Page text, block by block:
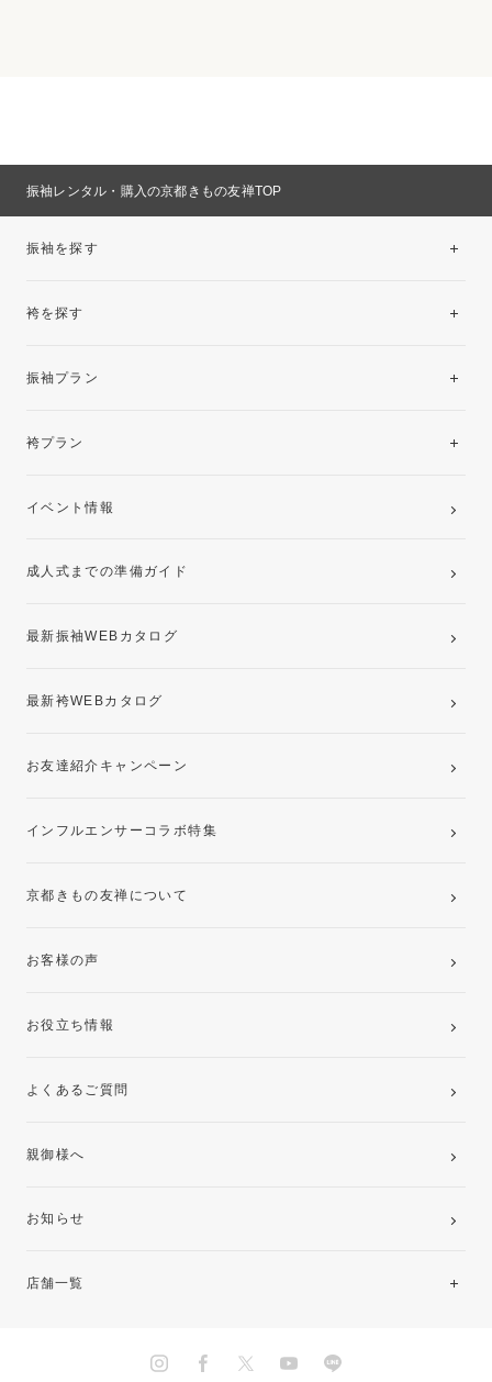
振袖レンタル・購入の京都きもの友禅TOP
振袖を探す
袴を探す
振袖プラン
レンタルプラン
袴プラン
卒業袴レンタルプラン
イベント情報
成人式までの準備ガイド
最新振袖WEBカタログ
最新袴WEBカタログ
お友達紹介キャンペーン
インフルエンサーコラボ特集
京都きもの友禅について
お客様の声
お役立ち情報
よくあるご質問
親御様へ
お知らせ
店舗一覧